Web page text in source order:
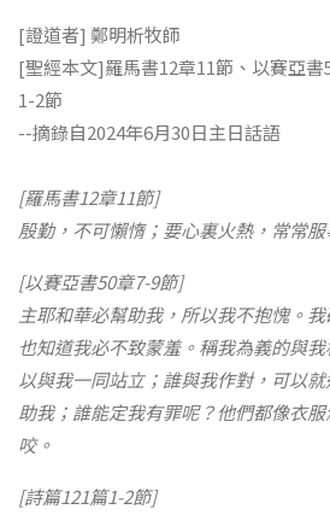
[證道者] 鄭明析牧師
[聖經本文]羅馬書12章11節、以賽亞
1-2節
--摘錄自2024年6月30日主日話語
[羅馬書12章11節]
殷勤，不可懶惰；要心裏火熱，常常服
[以賽亞書50章7-9節]
主耶和華必幫助我，所以我不抱愧。
也知道我必不致蒙羞。稱我為義的與
以與我一同站立；誰與我作對，可以
助我；誰能定我有罪呢？他們都像衣
咬。
[詩篇121篇1-2節]